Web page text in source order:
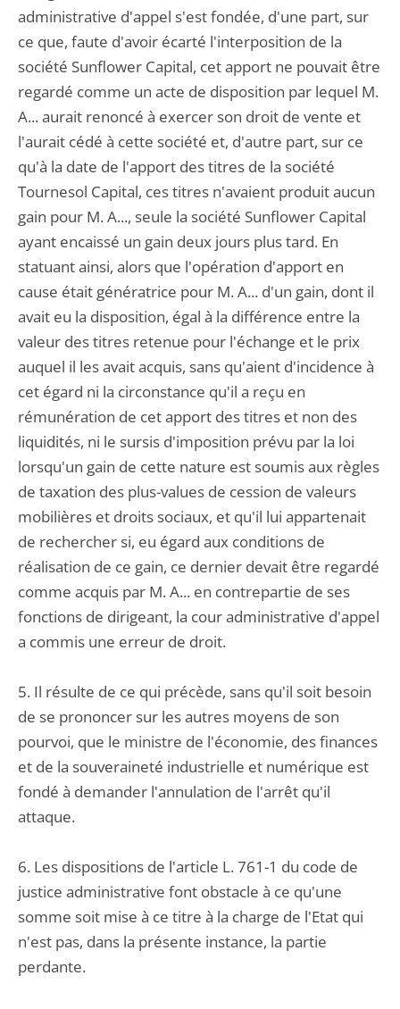
administrative d'appel s'est fondée, d'une part, sur
ce que, faute d'avoir écarté l'interposition de la
société Sunflower Capital, cet apport ne pouvait être
regardé comme un acte de disposition par lequel M.
A... aurait renoncé à exercer son droit de vente et
l'aurait cédé à cette société et, d'autre part, sur ce
qu'à la date de l'apport des titres de la société
Tournesol Capital, ces titres n'avaient produit aucun
gain pour M. A..., seule la société Sunflower Capital
ayant encaissé un gain deux jours plus tard. En
statuant ainsi, alors que l'opération d'apport en
cause était génératrice pour M. A... d'un gain, dont il
avait eu la disposition, égal à la différence entre la
valeur des titres retenue pour l'échange et le prix
auquel il les avait acquis, sans qu'aient d'incidence à
cet égard ni la circonstance qu'il a reçu en
rémunération de cet apport des titres et non des
liquidités, ni le sursis d'imposition prévu par la loi
lorsqu'un gain de cette nature est soumis aux règles
de taxation des plus-values de cession de valeurs
mobilières et droits sociaux, et qu'il lui appartenait
de rechercher si, eu égard aux conditions de
réalisation de ce gain, ce dernier devait être regardé
comme acquis par M. A... en contrepartie de ses
fonctions de dirigeant, la cour administrative d'appel
a commis une erreur de droit.
5. Il résulte de ce qui précède, sans qu'il soit besoin
de se prononcer sur les autres moyens de son
pourvoi, que le ministre de l'économie, des finances
et de la souveraineté industrielle et numérique est
fondé à demander l'annulation de l'arrêt qu'il
attaque.
6. Les dispositions de l'article L. 761-1 du code de
justice administrative font obstacle à ce qu'une
somme soit mise à ce titre à la charge de l'Etat qui
n'est pas, dans la présente instance, la partie
perdante.